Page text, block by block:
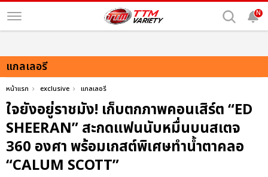
N
แกลเลอรี
หน้าแรก exclusive แกลเลอรี
ใจยังอยู่ราชมัง! เก็บตกภาพคอนเสิร์ต “ED
SHEERAN” สะกดแฟนนับหมื่นบนสเตจ
360 องศา พร้อมเกสต์พิเศษทำน้ำตาคลอ
“CALUM SCOTT”